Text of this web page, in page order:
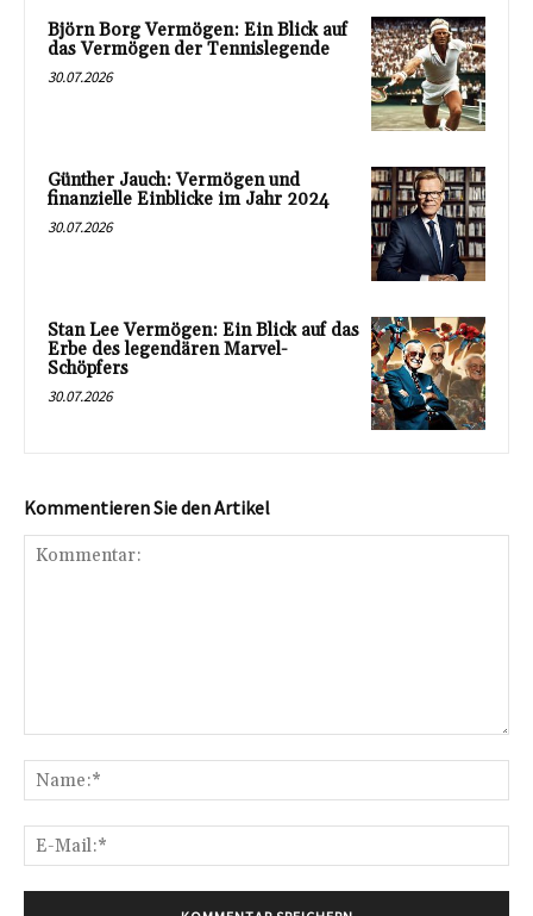
Björn Borg Vermögen: Ein Blick auf
das Vermögen der Tennislegende
30.07.2026
Günther Jauch: Vermögen und
finanzielle Einblicke im Jahr 2024
30.07.2026
Stan Lee Vermögen: Ein Blick auf das
Erbe des legendären Marvel-
Schöpfers
30.07.2026
Kommentieren Sie den Artikel